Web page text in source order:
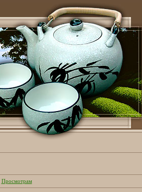
Просмотрам